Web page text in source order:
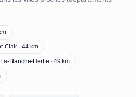
Clair · 44 km
Blanche-Herbe · 49 km